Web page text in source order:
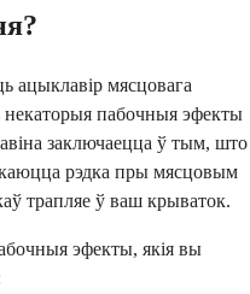
ацыклавір мясцовага
пабочныя эфекты
заключаецца ў тым, што
рэдка пры мясцовым
трапляе ў ваш крываток.
эфекты, якія вы